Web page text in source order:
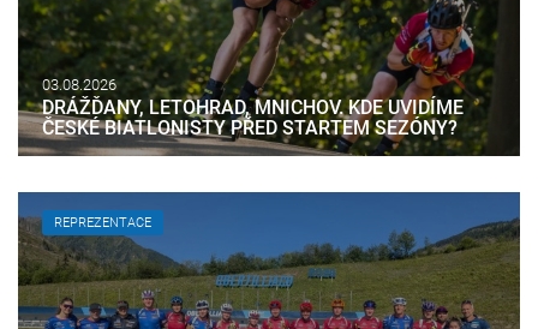
03.08.2026
DRÁŽĎANY, LETOHRAD, MNICHOV. KDE UVIDÍME
ČESKÉ BIATLONISTY PŘED STARTEM SEZÓNY?
REPREZENTACE